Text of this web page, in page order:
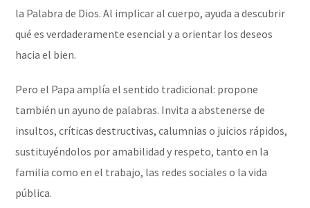
la Palabra de Dios. Al implicar al cuerpo, ayuda a descubrir
qué es verdaderamente esencial y a orientar los deseos
hacia el bien.
Pero el Papa amplía el sentido tradicional: propone
también un ayuno de palabras. Invita a abstenerse de
insultos, críticas destructivas, calumnias o juicios rápidos,
sustituyéndolos por amabilidad y respeto, tanto en la
familia como en el trabajo, las redes sociales o la vida
pública.